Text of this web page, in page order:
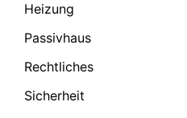
Heizung
Passivhaus
Rechtliches
Sicherheit